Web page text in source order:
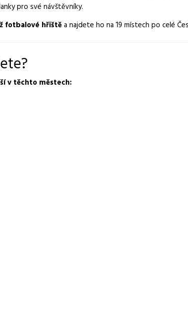
pro své návštěvníky.
fotbalové hřištěa najdete ho na 19 místech po celé
v těchto městech: